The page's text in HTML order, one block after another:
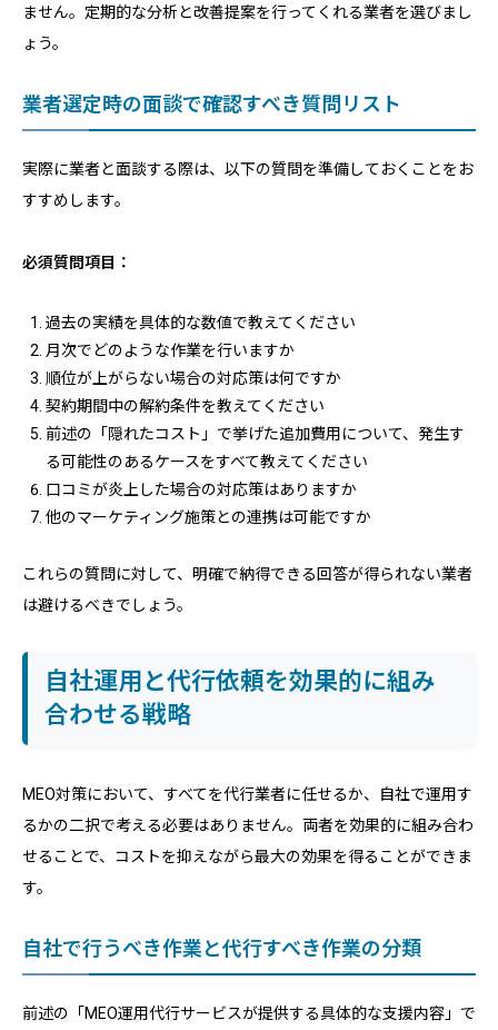
ません。定期的な分析と改善提案を行ってくれる業者を選びまし
ょう。
業者選定時の面談で確認すべき質問リスト
実際に業者と面談する際は、以下の質問を準備しておくことをお
すすめします。
必須質問項目：
過去の実績を具体的な数値で教えてください
月次でどのような作業を行いますか
順位が上がらない場合の対応策は何ですか
契約期間中の解約条件を教えてください
前述の「隠れたコスト」で挙げた追加費用について、発生す
る可能性のあるケースをすべて教えてください
口コミが炎上した場合の対応策はありますか
他のマーケティング施策との連携は可能ですか
これらの質問に対して、明確で納得できる回答が得られない業者
は避けるべきでしょう。
自社運用と代行依頼を効果的に組み
合わせる戦略
MEO対策において、すべてを代行業者に任せるか、自社で運用す
るかの二択で考える必要はありません。両者を効果的に組み合わ
せることで、コストを抑えながら最大の効果を得ることができま
す。
自社で行うべき作業と代行すべき作業の分類
前述の「MEO運用代行サービスが提供する具体的な支援内容」で